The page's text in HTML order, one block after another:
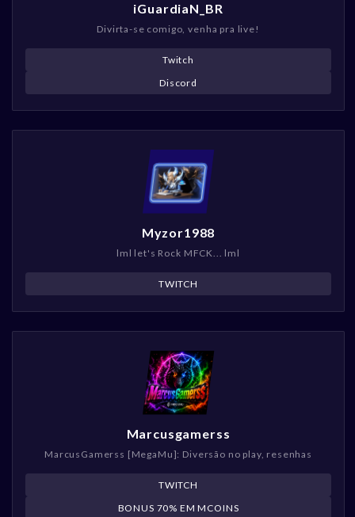
iGuardiaN_BR
Divirta-se comigo, venha pra live!
Twitch
Discord
Myzor1988
lml let's Rock MFCK... lml
TWITCH
Marcusgamerss
MarcusGamerss [MegaMu]: Diversão no play, resenhas
TWITCH
BONUS 70% EM MCOINS